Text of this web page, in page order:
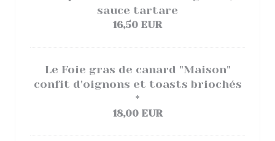
sauce tartare
16,50 EUR
Le Foie gras de canard "Maison"
confit d'oignons et toasts briochés
*
18,00 EUR